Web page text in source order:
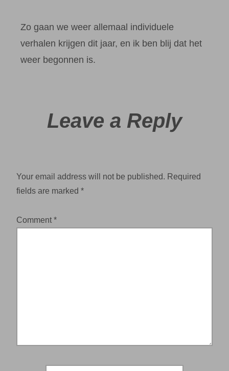
Zo gaan we weer allemaal individuele
verhalen krijgen dit jaar, en ik ben blij dat het
weer begonnen is.
Leave a Reply
Your email address will not be published. Required
fields are marked *
Comment *